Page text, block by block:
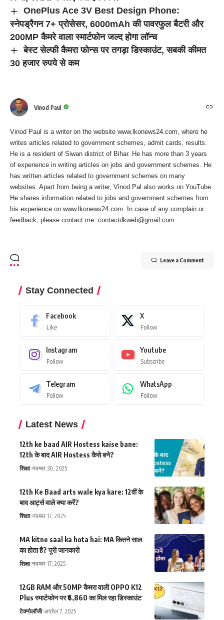
OnePlus Ace 3V Best Design Phone:
स्नेपड्रैगन 7+ प्रोसेसर, 6000mAh की पावरफुल बैटरी और
200MP कैमरे वाला स्मार्टफोन जल्द होगा लॉन्च
बेस्ट सेल्फी कैमरा फोन्स पर तगड़ा डिस्काउंट, सबकी कीमत
30 हजार रुपये से कम
Vinod Paul
Vinod Paul is a writer on the website www.lkonews24.com, where he
writes articles related to government schemes, admit cards, results.
He is a resident of Siwan district of Bihar. He has more than 3 years
of experience in writing articles on jobs and government schemes. He
has written articles related to government schemes on many
websites. Apart from being a writer, Vinod Pal also works on YouTube.
He shares information related to jobs and government schemes from
his experience on www.lkonews24.com. In case of any complain or
feedback, please contact me: contactdkweb@gmail.com
Leave a Comment
Stay Connected
Facebook
Like
X
Follow
Instagram
Follow
Youtube
Subscribe
Telegram
Follow
WhatsApp
Follow
Latest News
12th ke baad AIR Hostess kaise bane:
12th के बाद AIR Hostess कैसे बने?
शिक्षा नवम्बर 30, 2025
12th Ke Baad arts wale kya kare: 12वीं के
बाद आर्ट्स वाले क्या करें?
शिक्षा नवम्बर 17, 2025
MA kitne saal ka hota hai: MA कितने साल
का होता है? पूरी जानकारी
शिक्षा नवम्बर 17, 2025
12GB RAM और 50MP कैमरा वाली OPPO K12
Plus स्मार्टफोन पर ₹6,860 का मिल रहा डिस्काउंट
टेक्नोलॉजी अप्रैल 7, 2025